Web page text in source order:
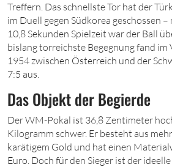
Treffern. Das schnellste Tor hat der
im Duell gegen Südkorea geschossen –
10,8 Sekunden Spielzeit war der Ball
bislang torreichste Begegnung fand
1954 zwischen Österreich und der
7:5 aus.
Das Objekt der Begierde
Der WM-Pokal ist 36,8 Zentimeter
Kilogramm schwer. Er besteht aus
karätigem Gold und hat einen
Euro. Doch für den Sieger ist der